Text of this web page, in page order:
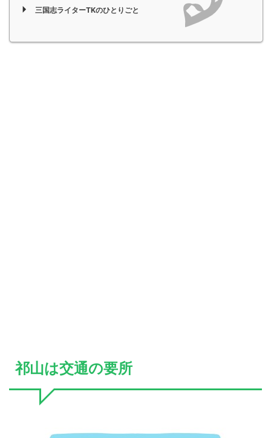
三国志ライターTKのひとりごと
祁山は交通の要所